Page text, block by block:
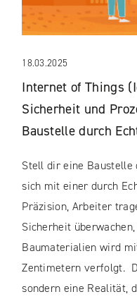
18.03.2025
Internet of Things
Sicherheit und
Baustelle durch
Stell dir eine Baustelle
sich mit einer durch
Präzision, Arbeiter
Sicherheit
Baumaterialien wird
Zentimetern verfolgt.
sondern eine Realität,